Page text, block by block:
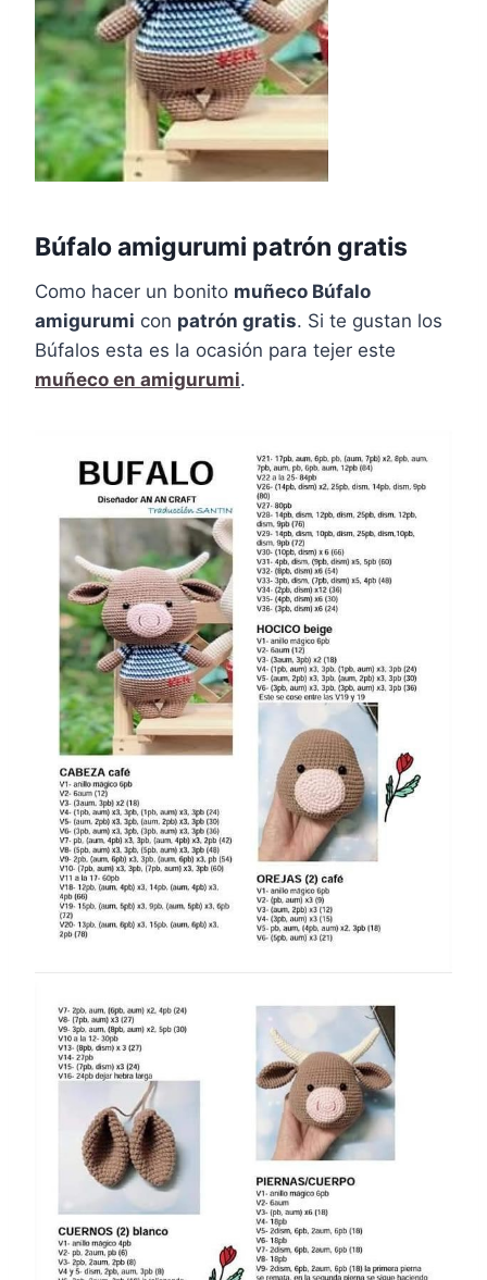
Búfalo amigurumi patrón gratis
Como hacer un bonito muñeco Búfalo
amigurumi con patrón gratis. Si te gustan los
Búfalos esta es la ocasión para tejer este
muñeco en amigurumi.